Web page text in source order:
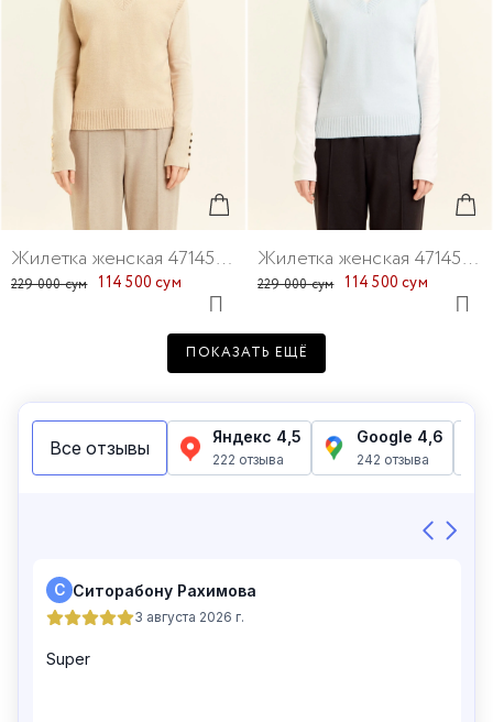
Жилетка женская 47145-234
229 000 сум 114 500 сум
Жилетка женская 47145-10
229 000 сум 114 500 сум
ПОКАЗАТЬ ЕЩЁ